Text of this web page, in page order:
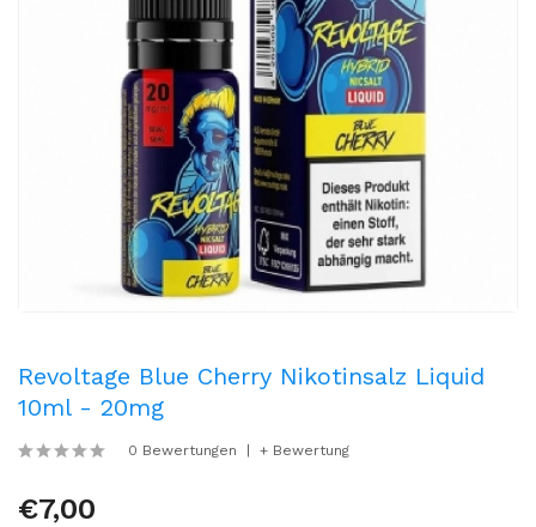
Revoltage Blue Cherry Nikotinsalz Liquid
10ml - 20mg
0 Bewertungen + Bewertung
€7,00